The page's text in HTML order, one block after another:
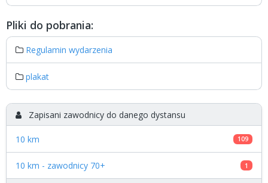
Pliki do pobrania:
Regulamin wydarzenia
plakat
Zapisani zawodnicy do danego dystansu
10 km 109
10 km - zawodnicy 70+ 1